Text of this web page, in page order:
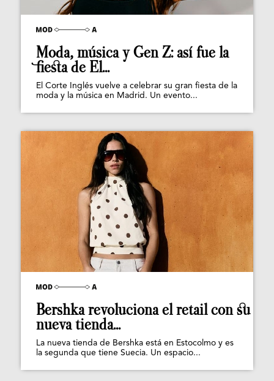
Moda, música y Gen Z: así fue la
fiesta de El...
El Corte Inglés vuelve a celebrar su gran fiesta de la
moda y la música en Madrid. Un evento...
Bershka revoluciona el retail con su
nueva tienda...
La nueva tienda de Bershka está en Estocolmo y es
la segunda que tiene Suecia. Un espacio...